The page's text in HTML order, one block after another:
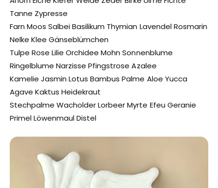
Tanne Zypresse
Farn Moos Salbei Basilikum Thymian Lavendel Rosmarin
Nelke Klee Gänseblümchen
Tulpe Rose Lilie Orchidee Mohn Sonnenblume
Ringelblume Narzisse Pfingstrose Azalee
Kamelie Jasmin Lotus Bambus Palme Aloe Yucca
Agave Kaktus Heidekraut
Stechpalme Wacholder Lorbeer Myrte Efeu Geranie
Primel Löwenmaul Distel